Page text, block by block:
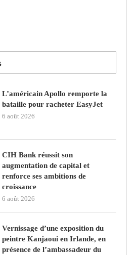
L’américain Apollo remporte la
bataille pour racheter EasyJet
6 août 2026
CIH Bank réussit son
augmentation de capital et
renforce ses ambitions de
croissance
6 août 2026
Vernissage d’une exposition du
peintre Kanjaoui en Irlande, en
présence de l’ambassadeur du